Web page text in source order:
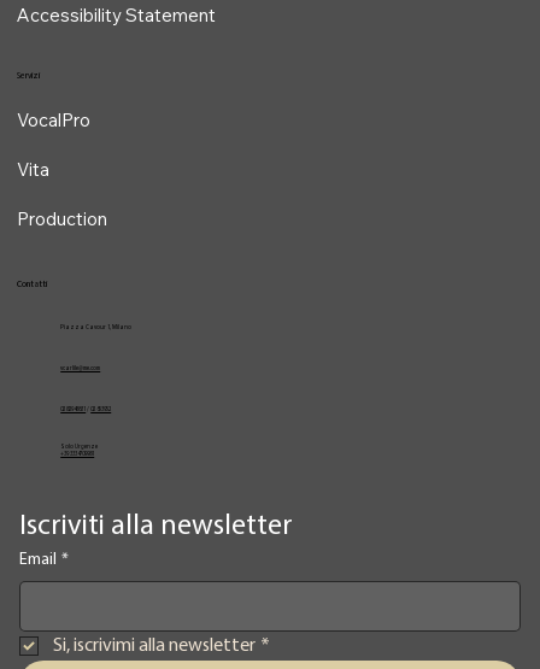
Iscriviti alla newsletter
Email *
Si, iscrivimi alla newsletter *
Accessibility Statement
Contatti
Piazza Cavour 1, Milano
vcarlile@me.com
02 82948631 / 02 653952
Solo Urgenze
+39 3334709981
Servizi
VocalPro
Vita
Production